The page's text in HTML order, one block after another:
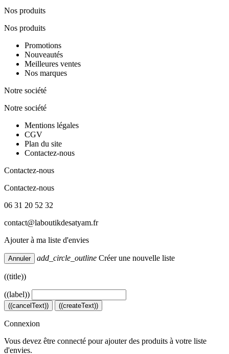
Nos produits
Nos produits
Promotions
Nouveautés
Meilleures ventes
Nos marques
Notre société
Notre société
Mentions légales
CGV
Plan du site
Contactez-nous
Contactez-nous
Contactez-nous
06 31 20 52 32
contact@laboutikdesatyam.fr
Ajouter à ma liste d'envies
Annuler add_circle_outline Créer une nouvelle liste
((title))
((label))
((cancelText)) ((createText))
Connexion
Vous devez être connecté pour ajouter des produits à votre liste
d'envies.